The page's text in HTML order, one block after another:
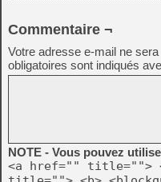
Commentaire ¬
Votre adresse e-mail ne
obligatoires sont indiqués
NOTE - Vous pouvez
<a href="" title="">